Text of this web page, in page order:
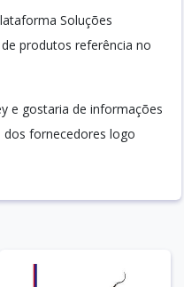
Soluções
produtos referência no
e gostaria de informações
dos fornecedores logo